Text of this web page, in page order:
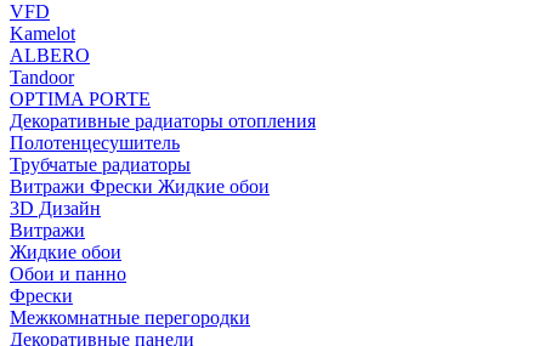
VFD
Kamelot
ALBERO
Tandoor
OPTIMA PORTE
Декоративные радиаторы отопления
Полотенцесушитель
Трубчатые радиаторы
Витражи Фрески Жидкие обои
3D Дизайн
Витражи
Жидкие обои
Обои и панно
Фрески
Межкомнатные перегородки
Декоративные панели